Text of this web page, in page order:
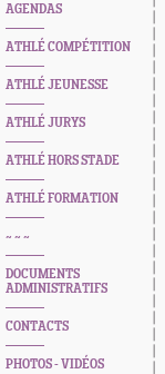
AGENDAS
ATHLÉ COMPÉTITION
ATHLÉ JEUNESSE
ATHLÉ JURYS
ATHLÉ HORS STADE
ATHLÉ FORMATION
~ ~ ~
DOCUMENTS
ADMINISTRATIFS
CONTACTS
PHOTOS - VIDÉOS